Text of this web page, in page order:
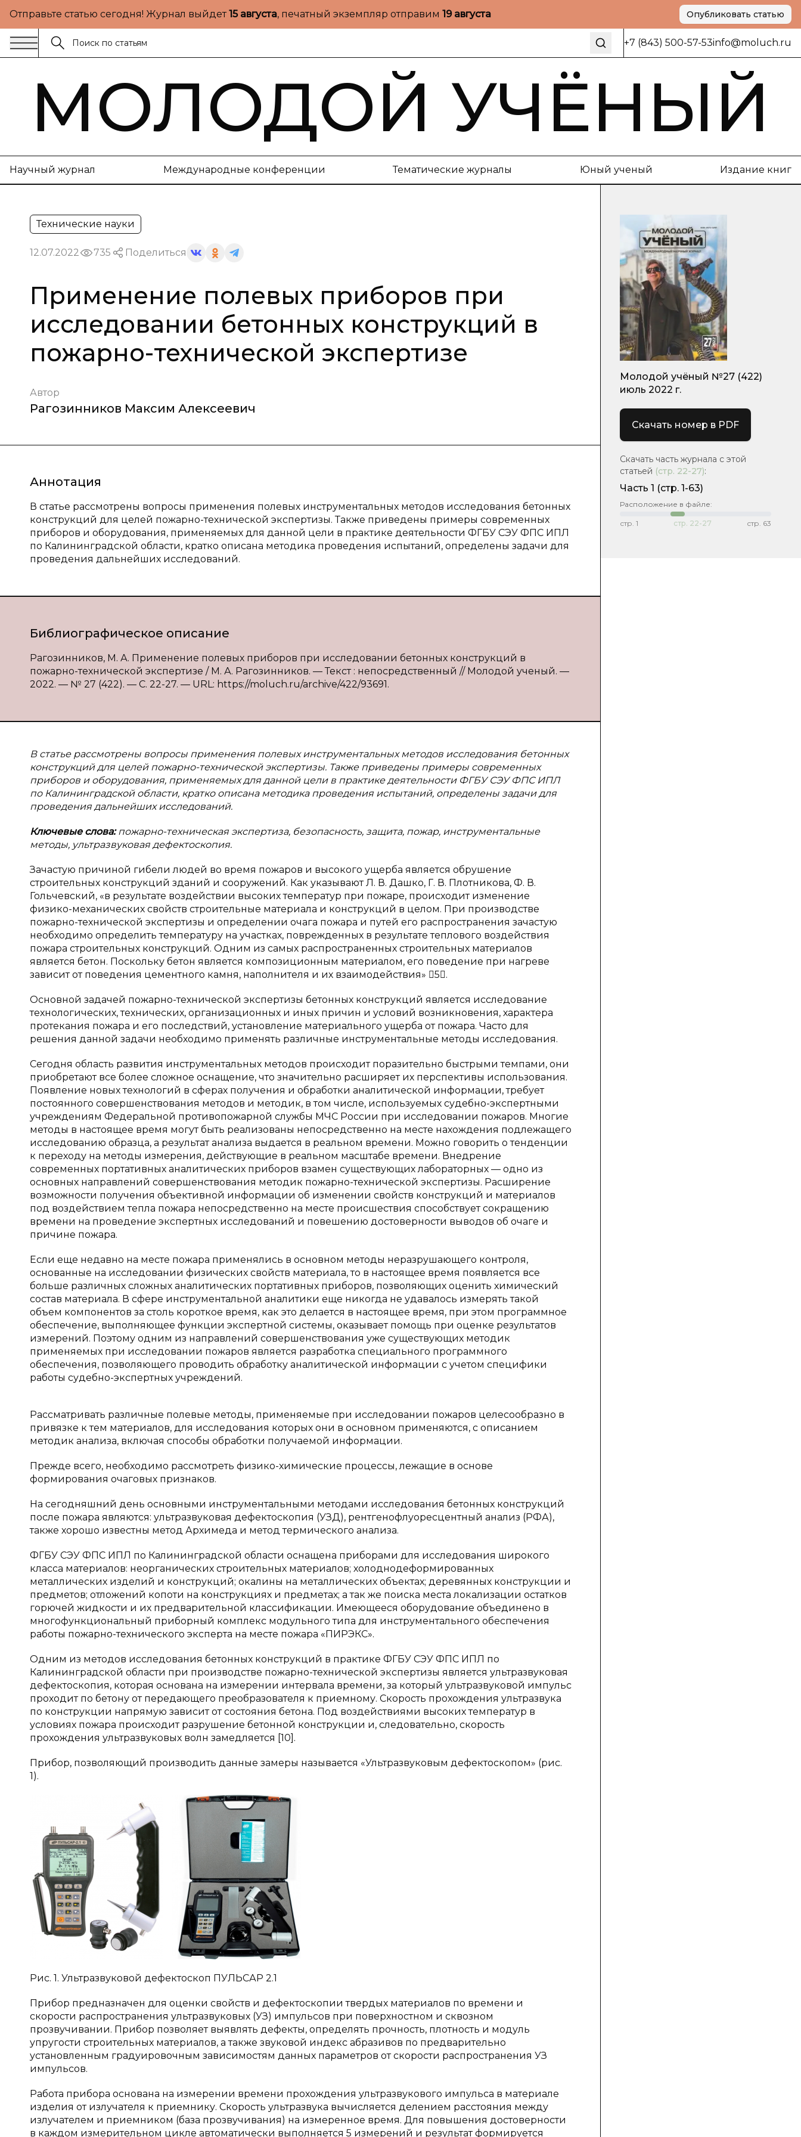
Отправьте статью сегодня! Журнал выйдет15 августа, печатный экземпляр отправим 19 августа Опубликовать статью
+7 (843) 500-57-53info@moluch.ru
МОЛОДОЙ УЧЁНЫЙ
Научный журнал Международные конференции Тематические журналы Юный ученый Издание книг
Технические науки
12.07.2022 735 Поделиться
Применение полевых приборов при
исследовании бетонных конструкций в
пожарно-технической экспертизе
Автор
Рагозинников Максим Алексеевич
Аннотация
В статье рассмотрены вопросы применения полевых инструментальных методов исследования бетонных
конструкций для целей пожарно-технической экспертизы. Также приведены примеры современных
приборов и оборудования, применяемых для данной цели в практике деятельности ФГБУ СЭУ ФПС ИПЛ
по Калининградской области, кратко описана методика проведения испытаний, определены задачи для
проведения дальнейших исследований.
Библиографическое описание
Рагозинников, М. А. Применение полевых приборов при исследовании бетонных конструкций в
пожарно-технической экспертизе / М. А. Рагозинников. — Текст : непосредственный // Молодой ученый. —
2022. — № 27 (422). — С. 22-27. — URL: https://moluch.ru/archive/422/93691.
В статье рассмотрены вопросы применения полевых инструментальных методов исследования бетонных
конструкций для целей пожарно-технической экспертизы. Также приведены примеры современных
приборов и оборудования, применяемых для данной цели в практике деятельности ФГБУ СЭУ ФПС ИПЛ
по Калининградской области, кратко описана методика проведения испытаний, определены задачи для
проведения дальнейших исследований.
Ключевые слова:пожарно-техническая экспертиза, безопасность, защита, пожар, инструментальные
методы, ультразвуковая дефектоскопия.
Зачастую причиной гибели людей во время пожаров и высокого ущерба является обрушение
строительных конструкций зданий и сооружений. Как указывают Л. В. Дашко, Г. В. Плотникова, Ф. В.
Гольчевский, «в результате воздействии высоких температур при пожаре, происходит изменение
физико-механических свойств строительные материала и конструкций в целом. При производстве
пожарно-технической экспертизы и определении очага пожара и путей его распространения зачастую
необходимо определить температуру на участках, поврежденных в результате теплового воздействия
пожара строительных конструкций. Одним из самых распространенных строительных материалов
является бетон. Поскольку бетон является композиционным материалом, его поведение при нагреве
зависит от поведения цементного камня, наполнителя и их взаимодействия» 5.
Основной задачей пожарно-технической экспертизы бетонных конструкций является исследование
технологических, технических, организационных и иных причин и условий возникновения, характера
протекания пожара и его последствий, установление материального ущерба от пожара. Часто для
решения данной задачи необходимо применять различные инструментальные методы исследования.
Сегодня область развития инструментальных методов происходит поразительно быстрыми темпами, они
приобретают все более сложное оснащение, что значительно расширяет их перспективы использования.
Появление новых технологий в сферах получения и обработки аналитической информации, требует
постоянного совершенствования методов и методик, в том числе, используемых судебно-экспертными
учреждениям Федеральной противопожарной службы МЧС России при исследовании пожаров. Многие
методы в настоящее время могут быть реализованы непосредственно на месте нахождения подлежащего
исследованию образца, а результат анализа выдается в реальном времени. Можно говорить о тенденции
к переходу на методы измерения, действующие в реальном масштабе времени. Внедрение
современных портативных аналитических приборов взамен существующих лабораторных — одно из
основных направлений совершенствования методик пожарно-технической экспертизы. Расширение
возможности получения объективной информации об изменении свойств конструкций и материалов
под воздействием тепла пожара непосредственно на месте происшествия способствует сокращению
времени на проведение экспертных исследований и повешению достоверности выводов об очаге и
причине пожара.
Если еще недавно на месте пожара применялись в основном методы неразрушающего контроля,
основанные на исследовании физических свойств материала, то в настоящее время появляется все
больше различных сложных аналитических портативных приборов, позволяющих оценить химический
состав материала. В сфере инструментальной аналитики еще никогда не удавалось измерять такой
объем компонентов за столь короткое время, как это делается в настоящее время, при этом программное
обеспечение, выполняющее функции экспертной системы, оказывает помощь при оценке результатов
измерений. Поэтому одним из направлений совершенствования уже существующих методик
применяемых при исследовании пожаров является разработка специального программного
обеспечения, позволяющего проводить обработку аналитической информации с учетом специфики
работы судебно-экспертных учреждений.
Рассматривать различные полевые методы, применяемые при исследовании пожаров целесообразно в
привязке к тем материалов, для исследования которых они в основном применяются, с описанием
методик анализа, включая способы обработки получаемой информации.
Прежде всего, необходимо рассмотреть физико-химические процессы, лежащие в основе
формирования очаговых признаков.
На сегодняшний день основными инструментальными методами исследования бетонных конструкций
после пожара являются: ультразвуковая дефектоскопия (УЗД), рентгенофлуоресцентный анализ (РФА),
также хорошо известны метод Архимеда и метод термического анализа.
ФГБУ СЭУ ФПС ИПЛ по Калининградской области оснащена приборами для исследования широкого
класса материалов: неорганических строительных материалов; холоднодеформированных
металлических изделий и конструкций; окалины на металлических объектах; деревянных конструкции и
предметов; отложений копоти на конструкциях и предметах; а так же поиска места локализации остатков
горючей жидкости и их предварительной классификации. Имеющееся оборудование объединено в
многофункциональный приборный комплекс модульного типа для инструментального обеспечения
работы пожарно-технического эксперта на месте пожара «ПИРЭКС».
Одним из методов исследования бетонных конструкций в практике ФГБУ СЭУ ФПС ИПЛ по
Калининградской области при производстве пожарно-технической экспертизы является ультразвуковая
дефектоскопия, которая основана на измерении интервала времени, за который ультразвуковой импульс
проходит по бетону от передающего преобразователя к приемному. Скорость прохождения ультразвука
по конструкции напрямую зависит от состояния бетона. Под воздействиями высоких температур в
условиях пожара происходит разрушение бетонной конструкции и, следовательно, скорость
прохождения ультразвуковых волн замедляется [10].
Прибор, позволяющий производить данные замеры называется «Ультразвуковым дефектоскопом» (рис.
1).
Рис. 1. Ультразвуковой дефектоскоп ПУЛЬСАР 2.1
Прибор предназначен для оценки свойств и дефектоскопии твердых материалов по времени и
скорости распространения ультразвуковых (УЗ) импульсов при поверхностном и сквозном
прозвучивании. Прибор позволяет выявлять дефекты, определять прочность, плотность и модуль
упругости строительных материалов, а также звуковой индекс абразивов по предварительно
установленным градуировочным зависимостям данных параметров от скорости распространения УЗ
импульсов.
Работа прибора основана на измерении времени прохождения ультразвукового импульса в материале
изделия от излучателя к приемнику. Скорость ультразвука вычисляется делением расстояния между
излучателем и приемником (база прозвучивания) на измеренное время. Для повышения достоверности
в каждом измерительном цикле автоматически выполняется 5 измерений и результат формируется
Молодой учёный №27 (422)
июль 2022 г.
Скачать номер в PDF
Скачать часть журнала с этой
статьей (стр. 22-27):
Часть 1 (стр. 1-63)
Расположение в файле:
стр. 1 стр. 22-27 стр. 63